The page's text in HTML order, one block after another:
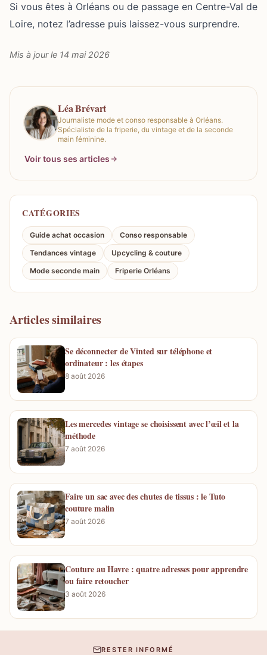
Si vous êtes à Orléans ou de passage en Centre-Val de
Loire, notez l’adresse puis laissez-vous surprendre.
Mis à jour le 14 mai 2026
Léa Brévart
Journaliste mode et conso responsable à Orléans.
Spécialiste de la friperie, du vintage et de la seconde
main féminine.
Voir tous ses articles
CATÉGORIES
Guide achat occasion
Conso responsable
Tendances vintage
Upcycling & couture
Mode seconde main
Friperie Orléans
Articles similaires
Se déconnecter de Vinted sur téléphone et
ordinateur : les étapes
8 août 2026
Les mercedes vintage se choisissent avec l’œil et la
méthode
7 août 2026
Faire un sac avec des chutes de tissus : le Tuto
couture malin
7 août 2026
Couture au Havre : quatre adresses pour apprendre
ou faire retoucher
3 août 2026
RESTER INFORMÉ